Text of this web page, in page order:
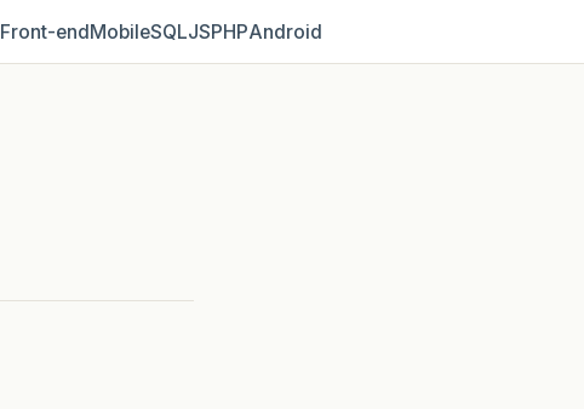
Front‑endMobileSQLJSPHPAndroid